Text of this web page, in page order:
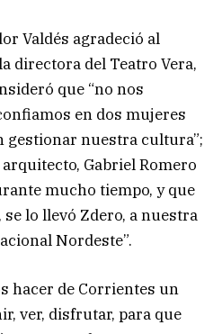
Valdés agradeció al
directora del Teatro Vera,
que “no nos
en dos mujeres
gestionar nuestra cultura”;
Gabriel Romero
mucho tiempo, y que
se lo llevó Zdero, a nuestra
Nordeste”.
hacer de Corrientes un
ver, disfrutar, para que